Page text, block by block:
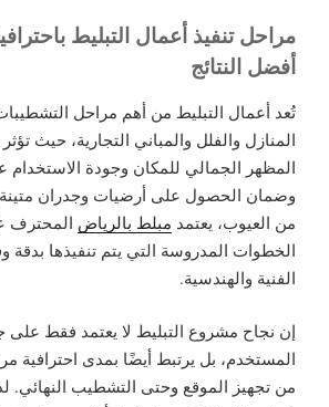
مراحل تنفيذ أعمال التبليط
أفضل النتائج
تُعد أعمال التبليط من أهم مراحل
المنازل والفلل والمباني التجارية، حيث
المظهر الجمالي للمكان وجودة
وضمان الحصول على أرضيات وجدران متينة
من العيوب، يعتمد مبلط بالرياض المحترف
الخطوات المدروسة التي يتم تنفيذها بدقة
الفنية والهندسية.
إن نجاح مشروع التبليط لا يعتمد فقط على
المستخدم، بل يرتبط أيضًا بمدى احترافية
من تجهيز الموقع وحتى التشطيب النهائي.